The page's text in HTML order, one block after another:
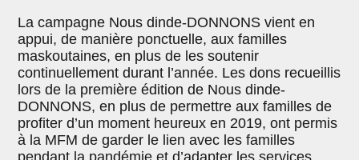
La campagne Nous dinde-DONNONS vient en
appui, de manière ponctuelle, aux familles
maskoutaines, en plus de les soutenir
continuellement durant l’année. Les dons recueillis
lors de la première édition de Nous dinde-
DONNONS, en plus de permettre aux familles de
profiter d’un moment heureux en 2019, ont permis
à la MFM de garder le lien avec les familles
pendant la pandémie et d’adapter les services